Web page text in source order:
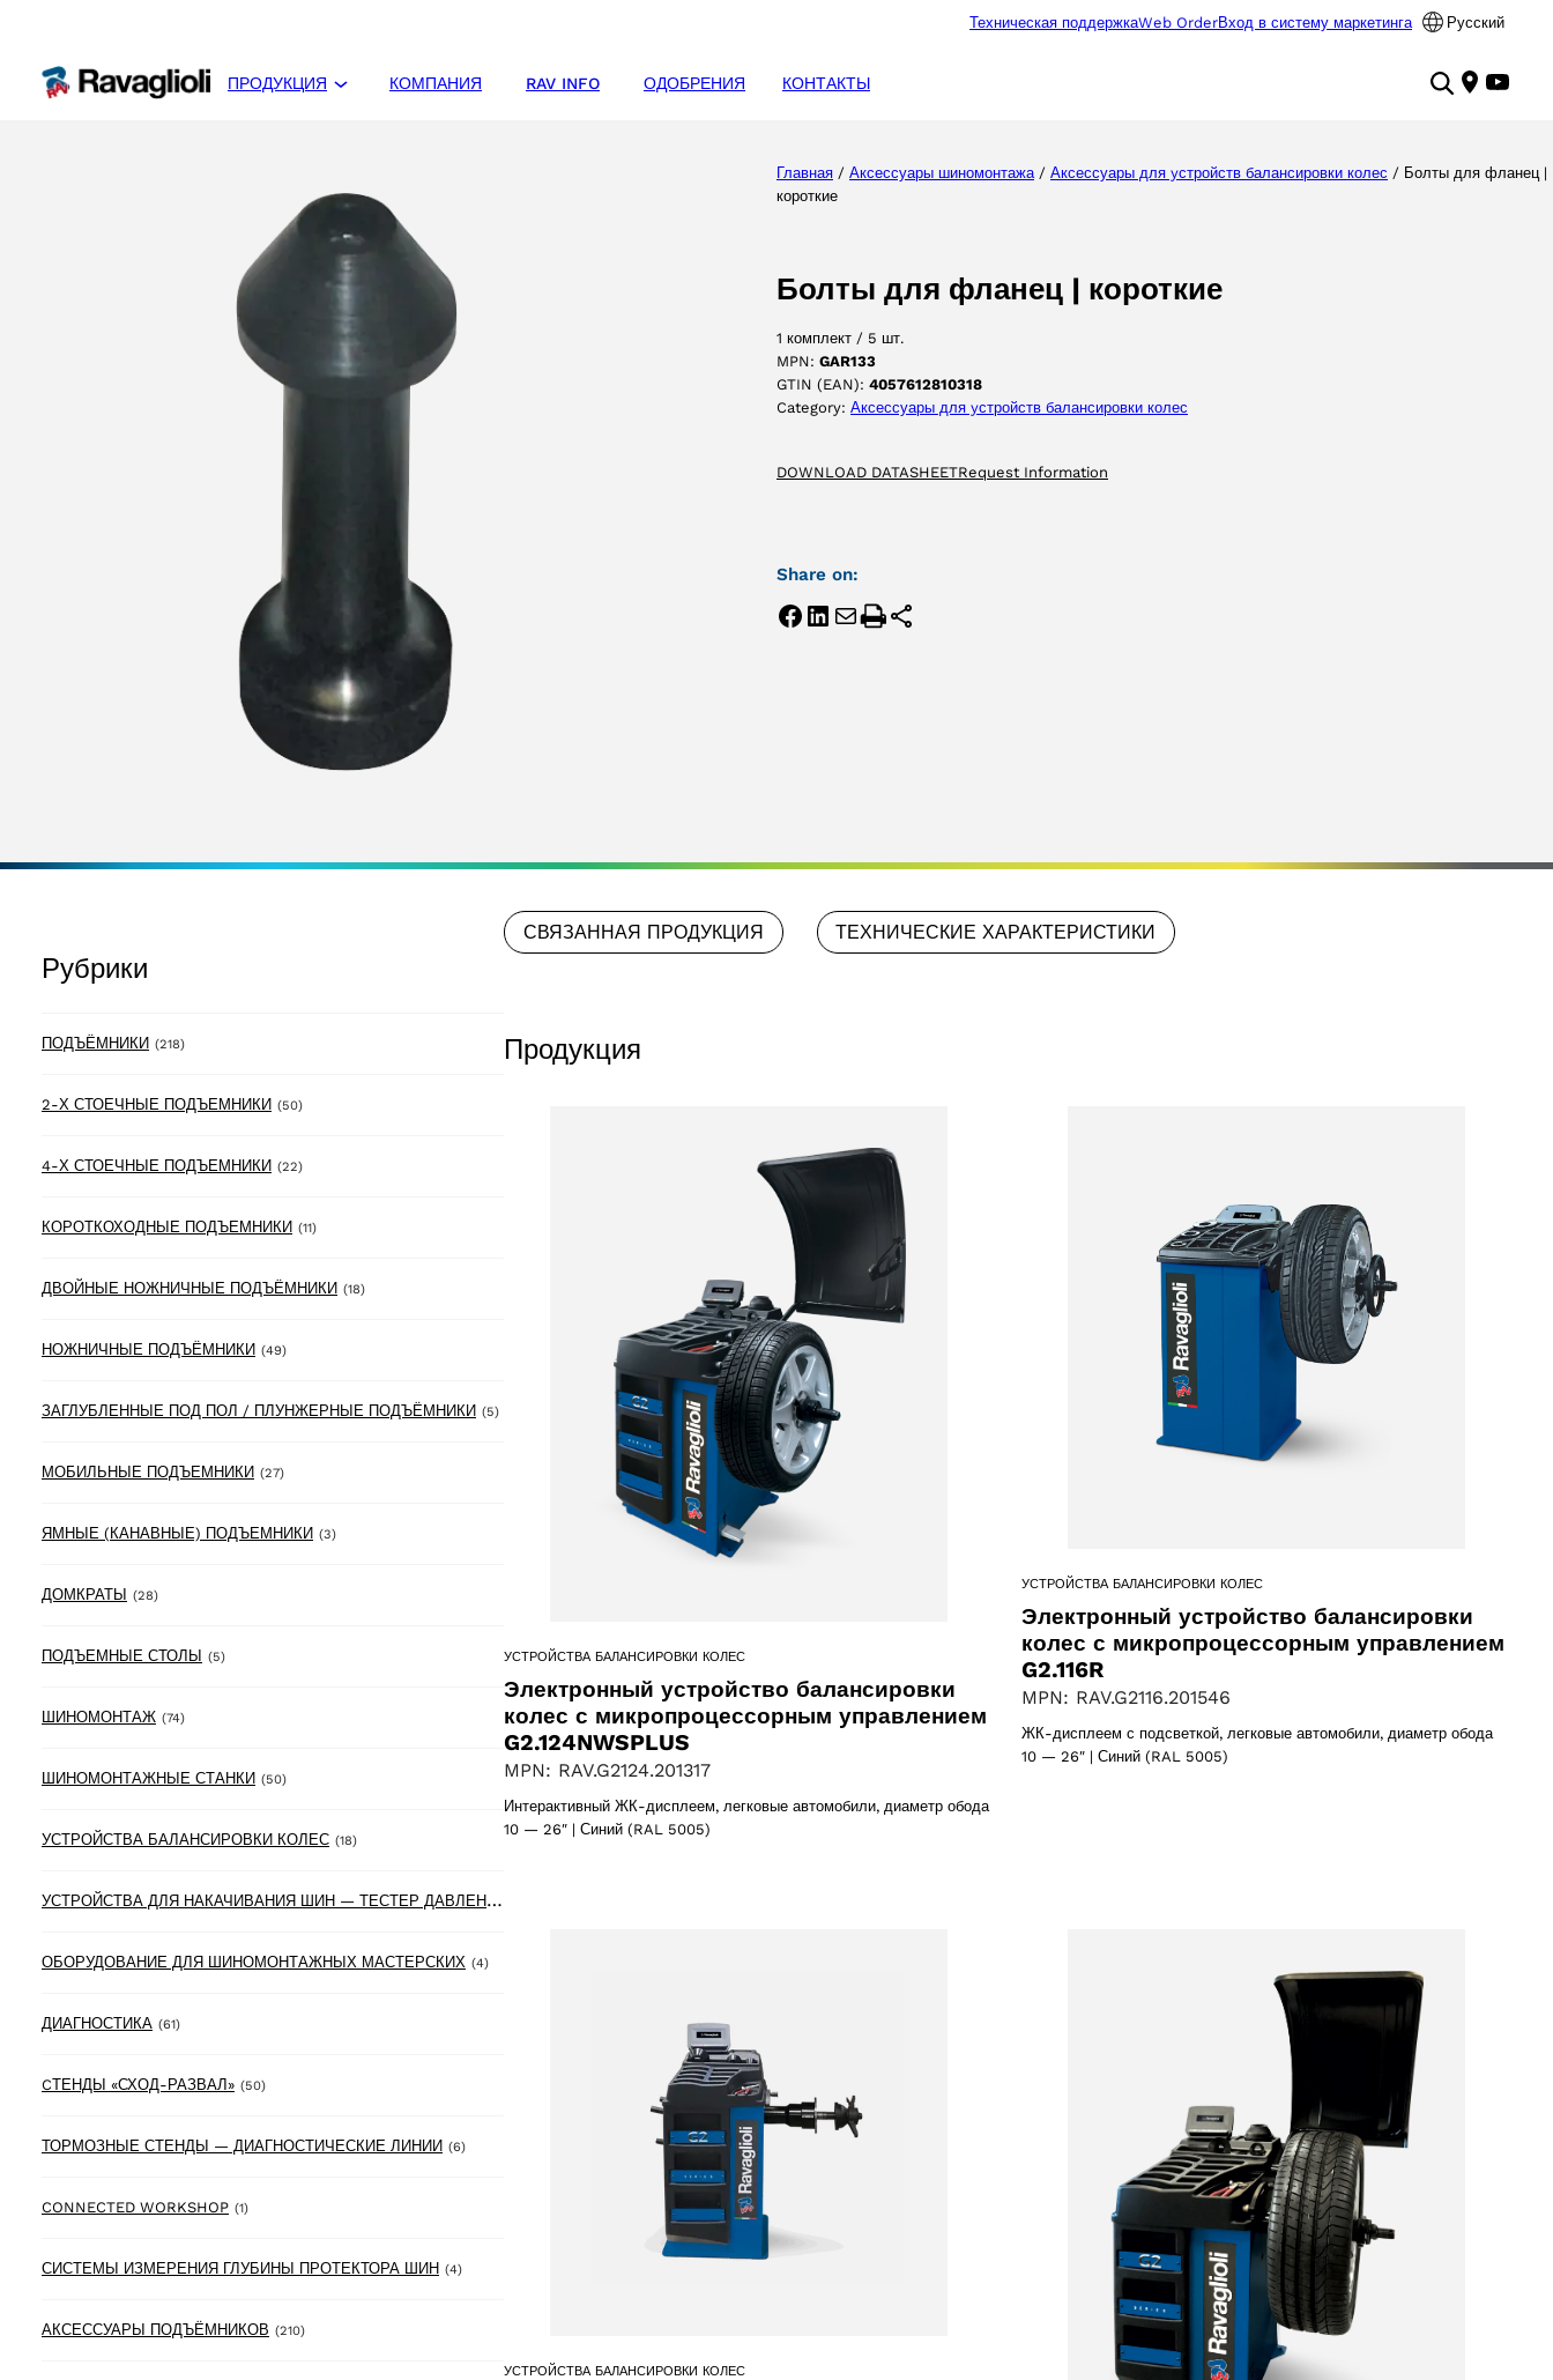
Техническая поддержкаWeb OrderВход в систему маркетинга Русский
ПРОДУКЦИЯ КОМПАНИЯ RAV INFO ОДОБРЕНИЯ КОНТАКТЫ
Главная / Аксессуары шиномонтажа/ Аксессуары для yстройств балансировки колес / Болты для фланец |
короткие
Болты для фланец | короткие
1 комплект / 5 шт.
MPN: GAR133
GTIN (EAN): 4057612810318
Category: Аксессуары для yстройств балансировки колес
DOWNLOAD DATASHEETRequest Information
Share on:
Рубрики
ПОДЪЁМНИКИ (218)218 products
2-Х СТОЕЧНЫЕ ПОДЪЕМНИКИ (50)50 products
4-Х СТОЕЧНЫЕ ПОДЪЕМНИКИ (22)22 products
КОРОТКОХОДНЫЕ ПОДЪЕМНИКИ (11)11 products
ДВОЙНЫЕ НОЖНИЧНЫЕ ПОДЪЁМНИКИ (18)18 products
НОЖНИЧНЫЕ ПОДЪЁМНИКИ (49)49 products
ЗАГЛУБЛЕННЫЕ ПОД ПОЛ / ПЛУНЖЕРНЫЕ ПОДЪЁМНИКИ (5)5 products
МОБИЛЬНЫЕ ПОДЪЕМНИКИ (27)27 products
ЯМНЫЕ (КАНАВНЫЕ) ПОДЪЕМНИКИ (3)3 products
ДОМКРАТЫ (28)28 products
ПОДЪЕМНЫЕ СТОЛЫ (5)5 products
ШИНОМОНТАЖ (74)74 products
ШИНОМОНТАЖНЫЕ СТАНКИ (50)50 products
УСТРОЙСТВА БАЛАНСИРОВКИ КОЛЕС (18)18 products
У
СТРОЙСТВА ДЛЯ НАКАЧИВАНИЯ ШИН — ТЕСТЕР ДАВЛЕНИЯ В ШИНАХ
ОБОРУДОВАНИЕ ДЛЯ ШИНОМОНТАЖНЫХ МАСТЕРСКИХ (4)4 products
ДИАГНОСТИКА (61)61 products
CТЕНДЫ «СХОД-РАЗВАЛ» (50)50 products
ТОРМОЗНЫЕ СТЕНДЫ — ДИАГНОСТИЧЕСКИЕ ЛИНИИ (6)6 products
CONNECTED WORKSHOP (1)1 product
СИСТЕМЫ ИЗМЕРЕНИЯ ГЛУБИНЫ ПРОТЕКТОРА ШИН (4)4 products
АКСЕССУАРЫ ПОДЪЁМНИКОВ (210)210 products
СВЯЗАННАЯ ПРОДУКЦИЯ ТЕХНИЧЕСКИЕ ХАРАКТЕРИСТИКИ
Продукция
УСТРОЙСТВА БАЛАНСИРОВКИ КОЛЕС
Электронный устройство балансировки
колес с микропроцессорным управлением
G2.124NWSPLUS
MPN: RAV.G2124.201317
Интерактивный ЖК-дисплеем, легковые автомобили, диаметр обода
10 — 26″ | Синий (RAL 5005)
УСТРОЙСТВА БАЛАНСИРОВКИ КОЛЕС
Электронный устройство балансировки
колес с микропроцессорным управлением
G2.116R
MPN: RAV.G2116.201546
ЖК-дисплеем с подсветкой, легковые автомобили, диаметр обода
10 — 26″ | Синий (RAL 5005)
УСТРОЙСТВА БАЛАНСИРОВКИ КОЛЕС
Выберите Ваш регион